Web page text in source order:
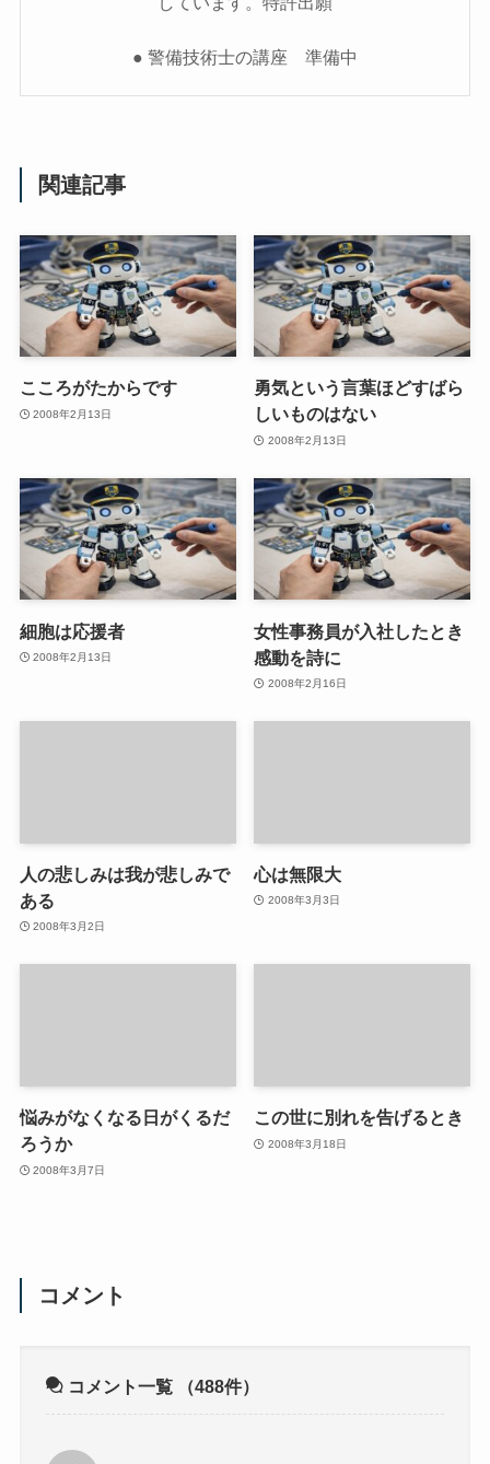
● 警備技術士の講座 準備中
関連記事
こころがたからです
2008年2月13日
勇気という言葉ほどすばら
しいものはない
2008年2月13日
細胞は応援者
2008年2月13日
女性事務員が入社したとき
感動を詩に
2008年2月16日
人の悲しみは我が悲しみで
ある
2008年3月2日
心は無限大
2008年3月3日
悩みがなくなる日がくるだ
ろうか
2008年3月7日
この世に別れを告げるとき
2008年3月18日
コメント
コメント一覧 （488件）